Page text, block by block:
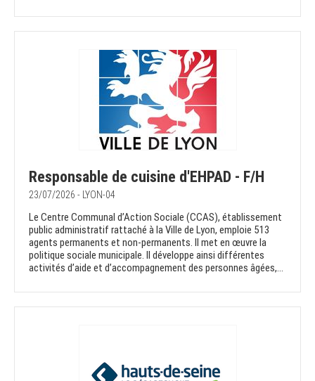
Responsable de cuisine d'EHPAD - F/H
23/07/2026 - LYON-04
Le Centre Communal d’Action Sociale (CCAS), établissement
public administratif rattaché à la Ville de Lyon, emploie 513
agents permanents et non-permanents. Il met en œuvre la
politique sociale municipale. Il développe ainsi différentes
activités d’aide et d’accompagnement des personnes âgées,...